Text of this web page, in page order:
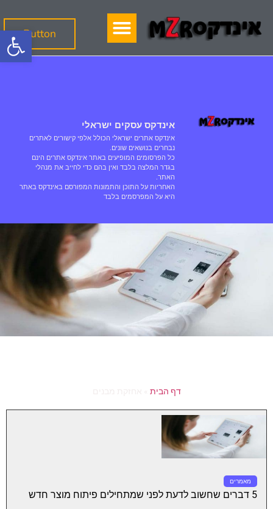
פתחButton
אינדקס עסקים ישראלי
אינדקס אתרים ישראלי הכולל אלפי קישורים לאתרים
נבחרים בנושאים שונים.
כל הפרסומים המופיעים באתר אינדקס אתרים הינם
בגדר המלצה בלבד ואין בהם כדי לחייב את מנהלי
האתר.
האחריות על התוכן והתמונות המפורסם באינדקס באתר
היא על המפרסמים בלבד
דף הבית
מאמרים
5 דברים שחשוב לדעת לפני שמתחילים פיתוח מוצר חדש